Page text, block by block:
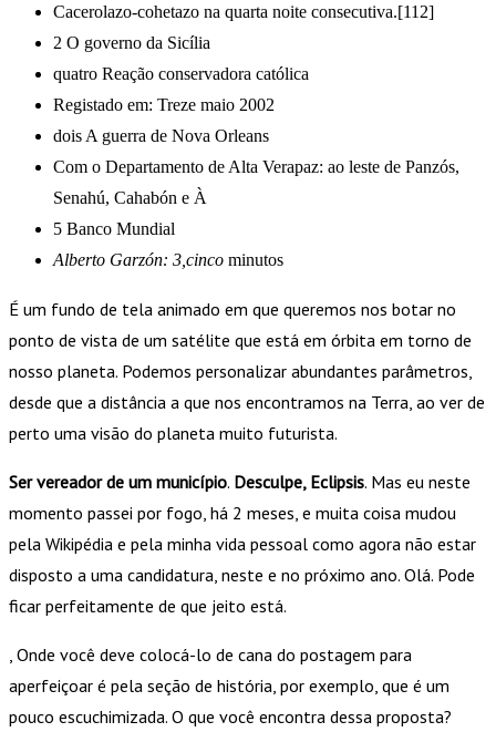
Cacerolazo-cohetazo na quarta noite consecutiva.[112]
2 O governo da Sicília
quatro Reação conservadora católica
Registado em: Treze maio 2002
dois A guerra de Nova Orleans
Com o Departamento de Alta Verapaz: ao leste de Panzós,
Senahú, Cahabón e À
5 Banco Mundial
Alberto Garzón: 3,cinco minutos
É um fundo de tela animado em que queremos nos botar no
ponto de vista de um satélite que está em órbita em torno de
nosso planeta. Podemos personalizar abundantes parâmetros,
desde que a distância a que nos encontramos na Terra, ao ver de
perto uma visão do planeta muito futurista.
Ser vereador de um município. Desculpe, Eclipsis. Mas eu neste
momento passei por fogo, há 2 meses, e muita coisa mudou
pela Wikipédia e pela minha vida pessoal como agora não estar
disposto a uma candidatura, neste e no próximo ano. Olá. Pode
ficar perfeitamente de que jeito está.
, Onde você deve colocá-lo de cana do postagem para
aperfeiçoar é pela seção de história, por exemplo, que é um
pouco escuchimizada. O que você encontra dessa proposta?